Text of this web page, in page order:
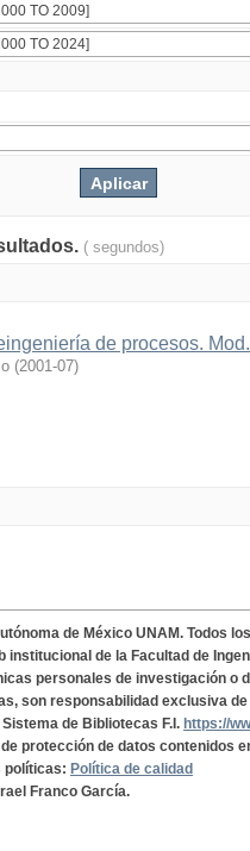
( segundos)
de procesos.
(2001-07)
de México UNAM. Todos
institucional de la Facultad de
personales de investigación o
son responsabilidad exclusiva
de Bibliotecas F.I. https://
protección de datos contenidos
políticas: Política de calidad
Franco García.